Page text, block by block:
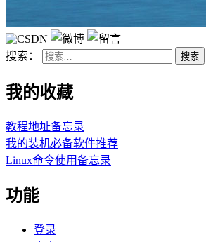
搜索：
我的收藏
教程地址备忘录
我的装机必备软件推荐
Linux命令使用备忘录
功能
登录